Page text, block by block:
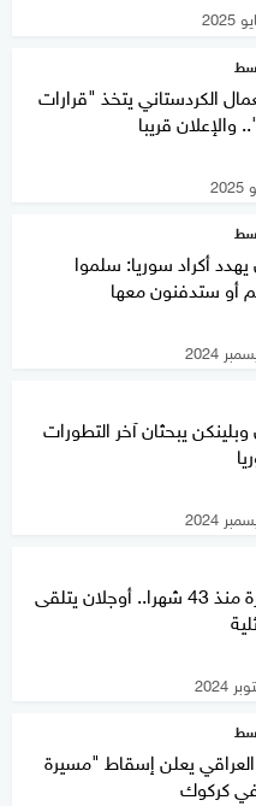
الكردستاني يتخذ "قرارات
والإعلان قريبا
يهدد أكراد سوريا: سلموا
أو ستدفنون معها
وبلينكن يبحثان آخر التطورات
لأول مرة منذ 43 شهرا.. أوجلان يتلقى
يعلن إسقاط "مسيرة
كركوك